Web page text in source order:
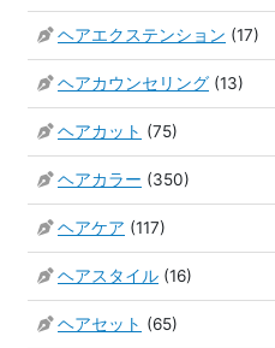
ヘアエクステンション (17)
ヘアカウンセリング (13)
ヘアカット (75)
ヘアカラー (350)
ヘアケア (117)
ヘアスタイル (16)
ヘアセット (65)